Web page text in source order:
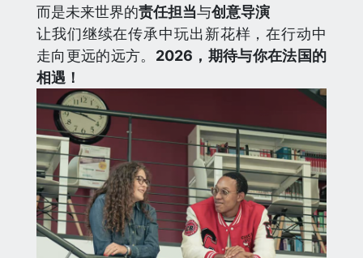
而是未来世界的责任担当与创意导演
让我们继续在传承中玩出新花样，在行动中
走向更远的远方。 2026，期待与你在法国的
相遇！